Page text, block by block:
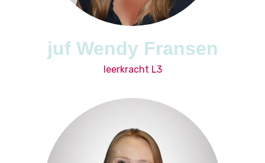
juf Wendy Fransen
leerkracht L3